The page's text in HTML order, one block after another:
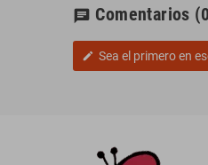
chat Comentarios
edit Sea el primero en